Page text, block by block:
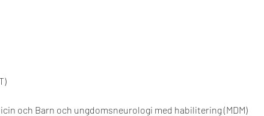
och Barn och ungdomsneurologi med habilitering (MDM)